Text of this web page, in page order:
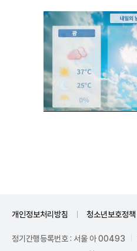
개인정보처리방침 청소년보호정책
정기간행등록번호 : 서울 아 00493